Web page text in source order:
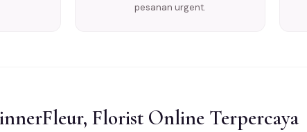
pesanan urgent.
Florist Online Terpercaya